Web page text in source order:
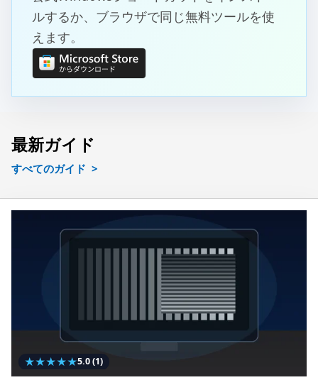
ルするか、ブラウザで同じ無料ツールを使
えます。
最新ガイド
すべてのガイド
★★★★★5.0(1)